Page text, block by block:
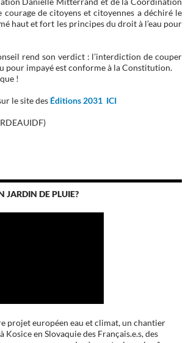
courage de citoyens et citoyennes a déchiré le
haut et fort les principes du droit à l’eau pour
rend son verdict : l’interdiction de couper
pour impayé est conforme à la Constitution.
!
le site des Éditions 2031 ICI
JARDIN DE PLUIE?
projet européen eau et climat, un chantier
en Slovaquie des Français.e.s, des